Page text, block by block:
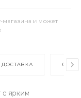
магазина и может
ДОСТАВКА
с ярким